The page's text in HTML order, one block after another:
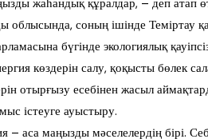
жаһандық құралдар, – деп атап
соның ішінде Теміртау
бүгінде экологиялық
көздерін салу, қоқысты бөлек
отырғызу есебінен жасыл
істеуге ауыстыру.
– аса маңызды мәселелердің бірі.